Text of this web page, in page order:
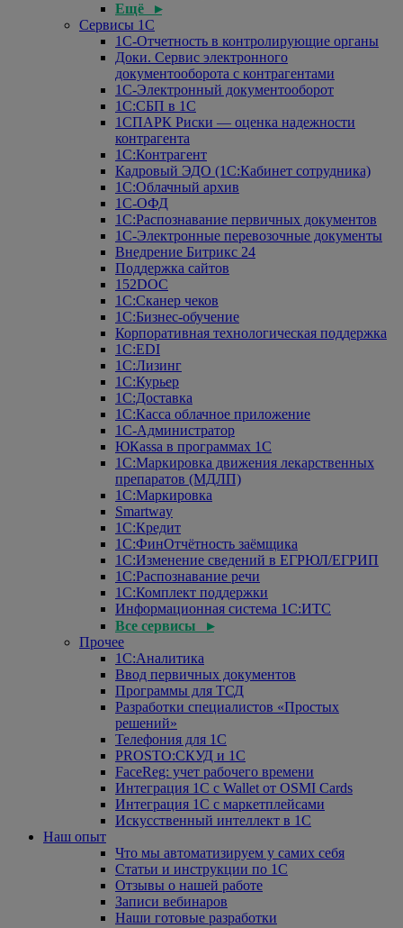
Ещё ▸
Сервисы 1С
1С-Отчетность в контролирующие органы
Доки. Сервис электронного
документооборота с контрагентами
1С-Электронный документооборот
1С:СБП в 1С
1СПАРК Риски — оценка надежности
контрагента
1С:Контрагент
Кадровый ЭДО (1С:Кабинет сотрудника)
1С:Облачный архив
1С-ОФД
1С:Распознавание первичных документов
1С-Электронные перевозочные документы
Внедрение Битрикс 24
Поддержка сайтов
152DOC
1С:Сканер чеков
1С:Бизнес-обучение
Корпоративная технологическая поддержка
1С:ЕDI
1С:Лизинг
1С:Курьер
1С:Доставка
1С:Касса облачное приложение
1С-Администратор
ЮКаssа в программах 1С
1С:Маркировка движения лекарственных
препаратов (МДЛП)
1С:Маркировка
Smartway
1С:Кредит
1С:ФинОтчётность заёмщика
1С:Изменение сведений в ЕГРЮЛ/ЕГРИП
1С:Распознавание речи
1С:Комплект поддержки
Информационная система 1С:ИТС
Все сервисы ▸
Прочее
1С:Аналитика
Ввод первичных документов
Программы для ТСД
Разработки специалистов «Простых
решений»
Телефония для 1С
PROSTO:СКУД и 1С
FaceReg: учет рабочего времени
Интеграция 1С с Wallet от OSMI Cards
Интеграция 1С с маркетплейсами
Искусственный интеллект в 1С
Наш опыт
Что мы автоматизируем у самих себя
Статьи и инструкции по 1С
Отзывы о нашей работе
Записи вебинаров
Наши готовые разработки